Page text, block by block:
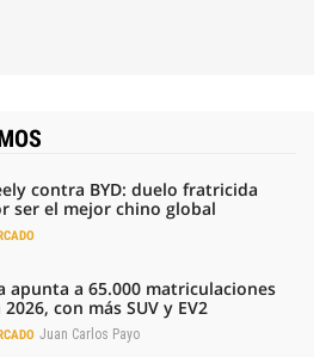
contra BYD: duelo fratricida
ser el mejor chino global
apunta a 65.000 matriculaciones
2026, con más SUV y EV2
Juan Carlos Payo